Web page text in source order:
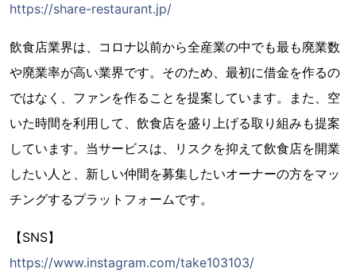
https://share-restaurant.jp/
飲食店業界は、コロナ以前から全産業の中でも最も廃業数
や廃業率が高い業界です。そのため、最初に借金を作るの
ではなく、ファンを作ることを提案しています。また、空
いた時間を利用して、飲食店を盛り上げる取り組みも提案
しています。当サービスは、リスクを抑えて飲食店を開業
したい人と、新しい仲間を募集したいオーナーの方をマッ
チングするプラットフォームです。
【SNS】
https://www.instagram.com/take103103/